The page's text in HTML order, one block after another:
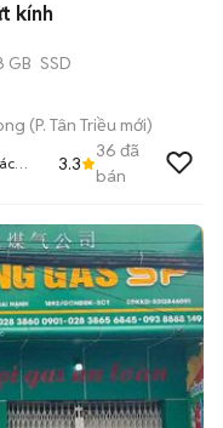
kính
GB SSD
(P. Tân Triều mới)
3.3
36 đã
bán